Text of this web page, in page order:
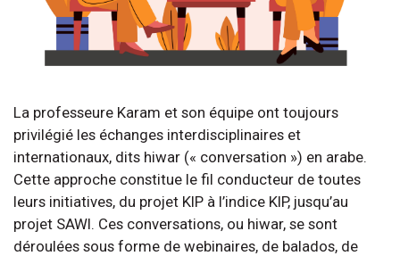
La professeure Karam et son équipe ont toujours
privilégié les échanges interdisciplinaires et
internationaux, dits hiwar (« conversation ») en arabe.
Cette approche constitue le fil conducteur de toutes
leurs initiatives, du projet KIP à l’indice KIP, jusqu’au
projet SAWI. Ces conversations, ou hiwar, se sont
déroulées sous forme de webinaires, de balados, de